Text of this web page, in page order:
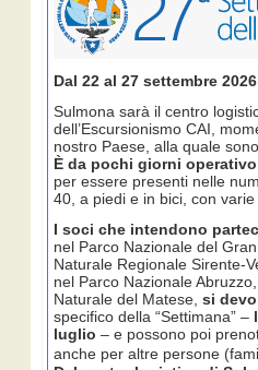
Dal 22 al 27 settembre
Sulmona sarà il centro
dell’Escursionismo CAI,
nostro Paese, alla quale
È da pochi giorni
per essere presenti nelle
40, a piedi e in bici, con
I soci che intendono
nel Parco Nazionale del
Naturale Regionale Sirente-
nel Parco Nazionale
Naturale del Matese, si
specifico della “Settimana” –
luglio – e possono poi
anche per altre persone